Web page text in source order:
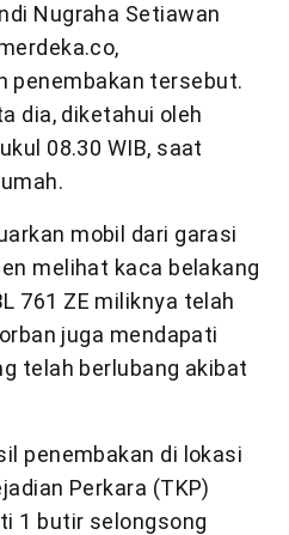
Nugraha Setiawan
penembakan tersebut.
dia, diketahui oleh
08.30 WIB, saat
mobil dari garasi
melihat kaca belakang
761 ZE miliknya telah
juga mendapati
telah berlubang akibat
penembakan di lokasi
Perkara (TKP)
1 butir selongsong